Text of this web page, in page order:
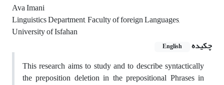
Ava Imani
Linguistics Department, Faculty of foreign Languages,
University of Isfahan
چکیده
English
This research aims to study and to describe syntactically
the preposition deletion in the prepositional Phrases in